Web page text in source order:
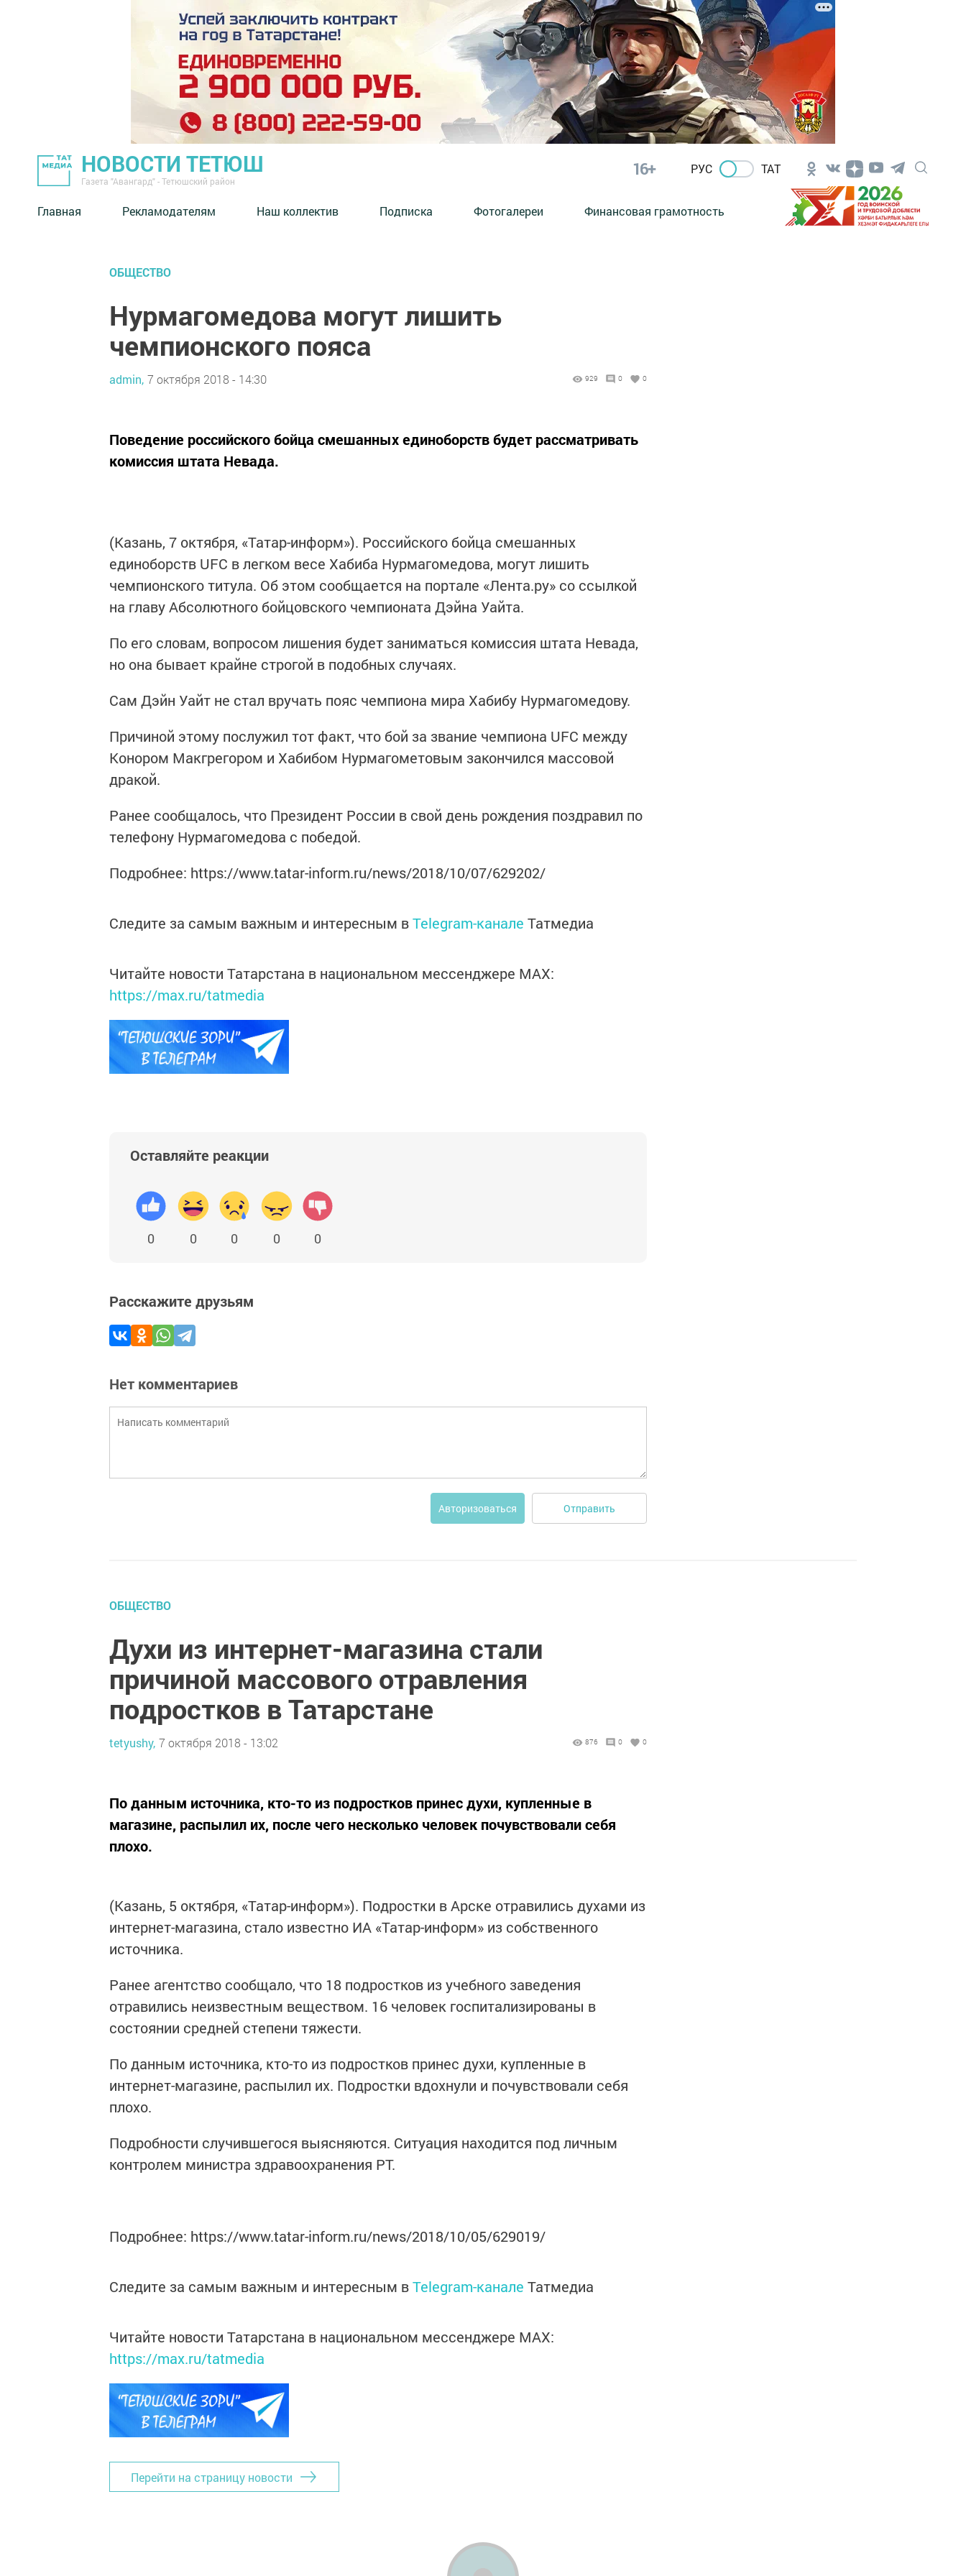
НОВОСТИ ТЕТЮШ
Газета "Авангард" - Тетюшский район
16+ РУС ТАТ
Главная Рекламодателям Наш коллектив Подписка Фотогалереи Финансовая грамотность
ОБЩЕСТВО
Нурмагомедова могут лишить
чемпионского пояса
admin, 7 октября 2018 - 14:30 929 0 0
Поведение российского бойца смешанных единоборств будет рассматривать
комиссия штата Невада.
(Казань, 7 октября, «Татар-информ»). Российского бойца смешанных
единоборств UFC в легком весе Хабиба Нурмагомедова, могут лишить
чемпионского титула. Об этом сообщается на портале «Лента.ру» со ссылкой
на главу Абсолютного бойцовского чемпионата Дэйна Уайта.
По его словам, вопросом лишения будет заниматься комиссия штата Невада,
но она бывает крайне строгой в подобных случаях.
Сам Дэйн Уайт не стал вручать пояс чемпиона мира Хабибу Нурмагомедову.
Причиной этому послужил тот факт, что бой за звание чемпиона UFC между
Конором Макгрегором и Хабибом Нурмагометовым закончился массовой
дракой.
Ранее сообщалось, что Президент России в свой день рождения поздравил по
телефону Нурмагомедова с победой.
Подробнее: https://www.tatar-inform.ru/news/2018/10/07/629202/
Следите за самым важным и интересным вTelegram-канале Татмедиа
Читайте новости Татарстана в национальном мессенджере MАХ:
https://max.ru/tatmedia
Оставляйте реакции
0 0 0 0 0
Расскажите друзьям
Нет комментариев
Авторизоваться Отправить
ОБЩЕСТВО
Духи из интернет-магазина стали
причиной массового отравления
подростков в Татарстане
tetyushy, 7 октября 2018 - 13:02 876 0 0
По данным источника, кто-то из подростков принес духи, купленные в
магазине, распылил их, после чего несколько человек почувствовали себя
плохо.
(Казань, 5 октября, «Татар-информ»). Подростки в Арске отравились духами из
интернет-магазина, стало известно ИА «Татар-информ» из собственного
источника.
Ранее агентство сообщало, что 18 подростков из учебного заведения
отравились неизвестным веществом. 16 человек госпитализированы в
состоянии средней степени тяжести.
По данным источника, кто-то из подростков принес духи, купленные в
интернет-магазине, распылил их. Подростки вдохнули и почувствовали себя
плохо.
Подробности случившегося выясняются. Ситуация находится под личным
контролем министра здравоохранения РТ.
Подробнее: https://www.tatar-inform.ru/news/2018/10/05/629019/
Следите за самым важным и интересным вTelegram-канале Татмедиа
Читайте новости Татарстана в национальном мессенджере MАХ:
https://max.ru/tatmedia
Перейти на страницу новости